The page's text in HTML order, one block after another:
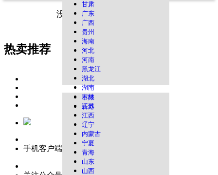
甘肃
广东
广西
贵州
海南
河北
河南
黑龙江
湖北
湖南
吉林
江苏
江西
辽宁
内蒙古
宁夏
青海
山东
山西
不限
香港
没有找到您想要的资源哦！
热卖推荐
手机客户端